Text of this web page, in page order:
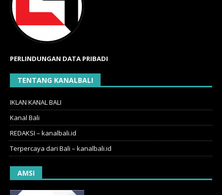
PERLINDUNGAN DATA PRIBADI
TENTANG KANALBALI
IKLAN KANAL BALI
Kanal Bali
REDAKSI – kanalbali.id
Terpercaya dari Bali – kanalbali.id
AMSI